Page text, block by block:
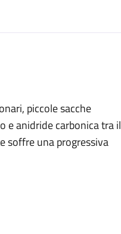
piccole sacche
e anidride carbonica tra il
soffre una progressiva